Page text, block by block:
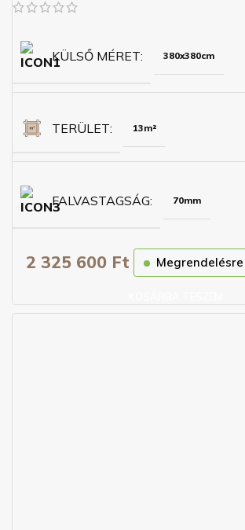
KÜLSŐ MÉRET 380x380cm
TERÜLET 13m²
FALVASTAGSÁG 70mm
2 325 600 Ft